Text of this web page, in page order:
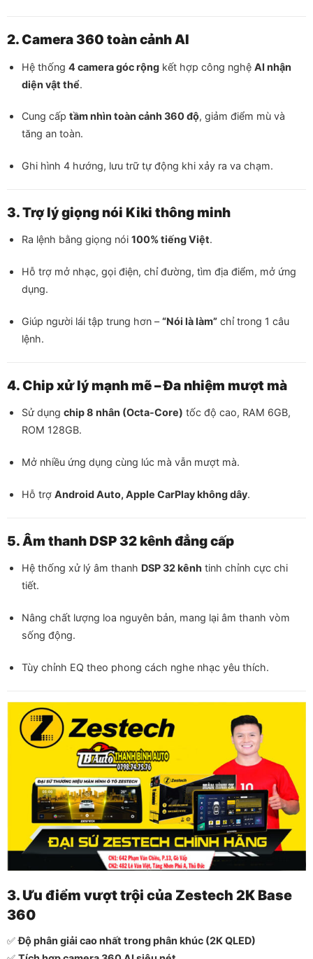
2. Camera 360 toàn cảnh AI
Hệ thống 4 camera góc rộngkết hợp công nghệ AI nhận
diện vật thể.
Cung cấp tầm nhìn toàn cảnh 360 độ, giảm điểm mù và
tăng an toàn.
Ghi hình 4 hướng, lưu trữ tự động khi xảy ra va chạm.
3. Trợ lý giọng nói Kiki thông minh
Ra lệnh bằng giọng nói 100% tiếng Việt.
Hỗ trợ mở nhạc, gọi điện, chỉ đường, tìm địa điểm, mở ứng
dụng.
Giúp người lái tập trung hơn –“Nói là làm”chỉ trong 1 câu
lệnh.
4. Chip xử lý mạnh mẽ – Đa nhiệm mượt mà
Sử dụng chip 8 nhân (Octa-Core) tốc độ cao, RAM 6GB,
ROM 128GB.
Mở nhiều ứng dụng cùng lúc mà vẫn mượt mà.
Hỗ trợ Android Auto, Apple CarPlay không dây.
5. Âm thanh DSP 32 kênh đẳng cấp
Hệ thống xử lý âm thanh DSP 32 kênhtinh chỉnh cực chi
tiết.
Nâng chất lượng loa nguyên bản, mang lại âm thanh vòm
sống động.
Tùy chỉnh EQ theo phong cách nghe nhạc yêu thích.
3. Ưu điểm vượt trội của Zestech 2K Base
360
✅Độ phân giải cao nhất trong phân khúc (2K QLED)